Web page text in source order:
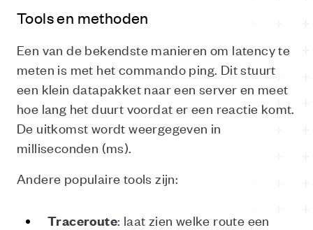
Tools en methoden
Een van de bekendste manieren om latency te
meten is met het commando ping. Dit stuurt
een klein datapakket naar een server en meet
hoe lang het duurt voordat er een reactie komt.
De uitkomst wordt weergegeven in
milliseconden (ms).
Andere populaire tools zijn:
Traceroute: laat zien welke route een